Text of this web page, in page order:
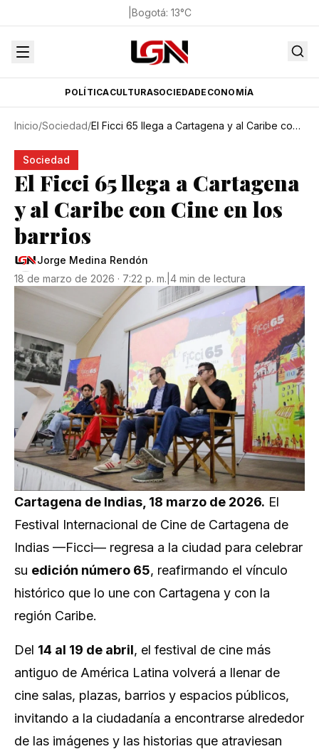
Bogotá: 13°C
POLÍTICACULTURASOCIEDADECONOMÍA
Inicio/Sociedad/ El Ficci 65 llega a Cartagena y al Caribe con Cine en los barrios
Sociedad
El Ficci 65 llega a Cartagena
y al Caribe con Cine en los
barrios
Jorge Medina Rendón
18 de marzo de 2026 · 7:22 p. m. 4 min de lectura
Cartagena de Indias, 18 marzo de 2026. El
Festival Internacional de Cine de Cartagena de
Indias —Ficci— regresa a la ciudad para celebrar
su edición número 65, reafirmando el vínculo
histórico que lo une con Cartagena y con la
región Caribe.
Del 14 al 19 de abril, el festival de cine más
antiguo de América Latina volverá a llenar de
cine salas, plazas, barrios y espacios públicos,
invitando a la ciudadanía a encontrarse alrededor
de las imágenes y las historias que atraviesan